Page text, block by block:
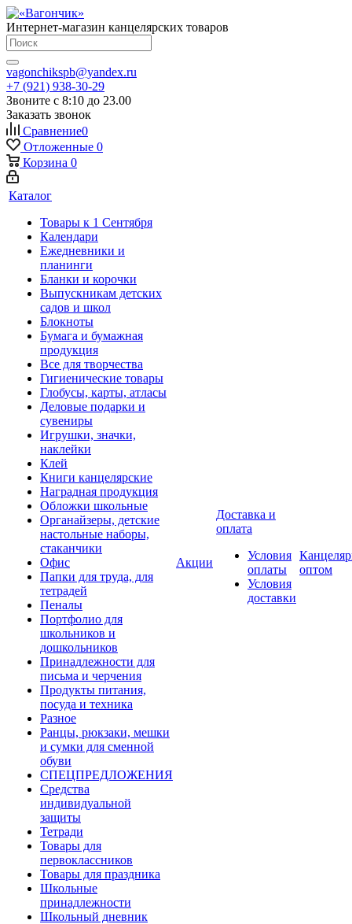
Интернет-магазин канцелярских товаров
vagonchikspb@yandex.ru
+7 (921) 938-30-29
Звоните с 8:10 до 23.00
Заказать звонок
Сравнение0
Отложенные 0
Корзина 0
Каталог
Товары к 1 Сентября
Календари
Ежедневники и
планинги
Бланки и корочки
Выпускникам детских
садов и школ
Блокноты
Бумага и бумажная
продукция
Все для творчества
Гигиенические товары
Глобусы, карты, атласы
Деловые подарки и
сувениры
Игрушки, значки,
наклейки
Клей
Книги канцелярские
Наградная продукция
Обложки школьные
Органайзеры, детские
настольные наборы,
стаканчики
Офис
Папки для труда, для
тетрадей
Пеналы
Портфолио для
школьников и
дошкольников
Принадлежности для
письма и черчения
Продукты питания,
посуда и техника
Разное
Ранцы, рюкзаки, мешки
и сумки для сменной
обуви
СПЕЦПРЕДЛОЖЕНИЯ
Средства
индивидуальной
защиты
Тетради
Товары для
первоклассников
Товары для праздника
Школьные
принадлежности
Школьный дневник
Акции
Доставка и
оплата
Условия
оплаты
Условия
доставки
оптом